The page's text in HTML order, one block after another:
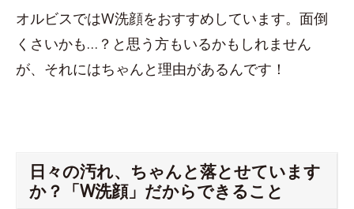
オルビスではW洗顔をおすすめしています。面倒
くさいかも…？と思う方もいるかもしれません
が、それにはちゃんと理由があるんです！
日々の汚れ、ちゃんと落とせています
か？「W洗顔」だからできること